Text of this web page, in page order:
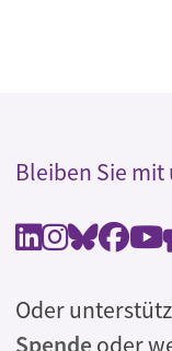
Bleiben Sie
Oder